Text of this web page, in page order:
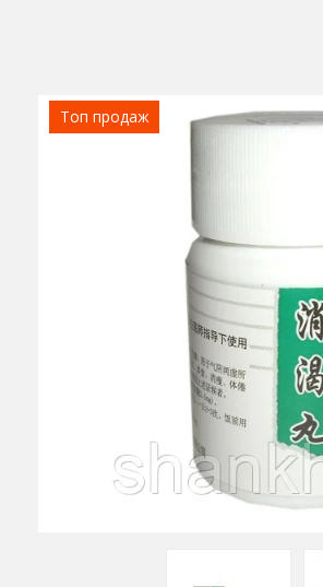
Топ продаж